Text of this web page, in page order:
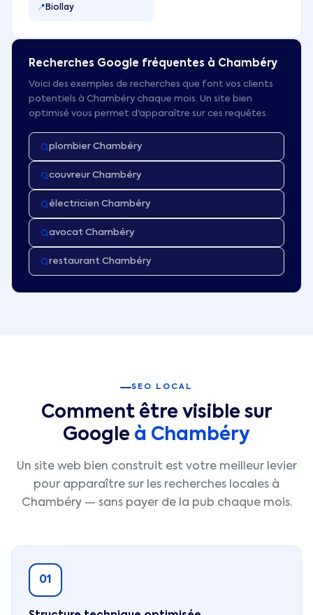
📍 Biollay
Recherches Google fréquentes à Chambéry
Voici des exemples de recherches que font vos clients
potentiels à Chambéry chaque mois. Un site bien
optimisé vous permet d'apparaître sur ces requêtes.
plombier Chambéry
couvreur Chambéry
électricien Chambéry
avocat Chambéry
restaurant Chambéry
SEO LOCAL
Comment être visible sur
Google à Chambéry
Un site web bien construit est votre meilleur levier
pour apparaître sur les recherches locales à
Chambéry— sans payer de la pub chaque mois.
01